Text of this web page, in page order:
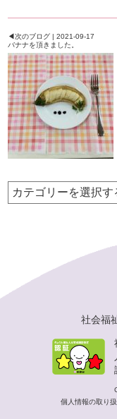
◀次のブログ | 2021-09-17
バナナを頂きました。
社会福
個人情報の取り